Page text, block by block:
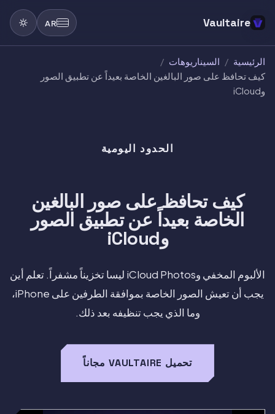
Vaultaire
AR
الرئيسية / السيناريوهات /
كيف تحافظ على صور البالغين الخاصة بعيداً عن تطبيق الصور
وiCloud
الحدود اليومية
كيف تحافظ على صور البالغين
الخاصة بعيداً عن تطبيق الصور
وiCloud
الألبوم المخفي وiCloud Photos ليسا تخزيناً مشفراً. تعلم أين
يجب أن تعيش الصور الخاصة بموافقة الطرفين على iPhone،
وما الذي يجب تنظيفه بعد ذلك.
تحميل VAULTAIRE مجاناً